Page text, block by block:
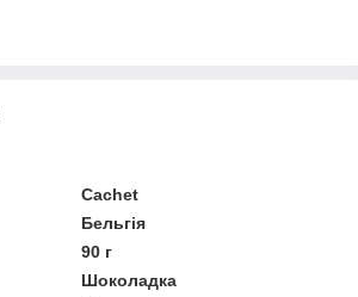
Cachet
Бельгія
90 г
Шоколадка